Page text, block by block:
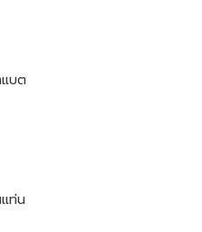
บต
ท่น